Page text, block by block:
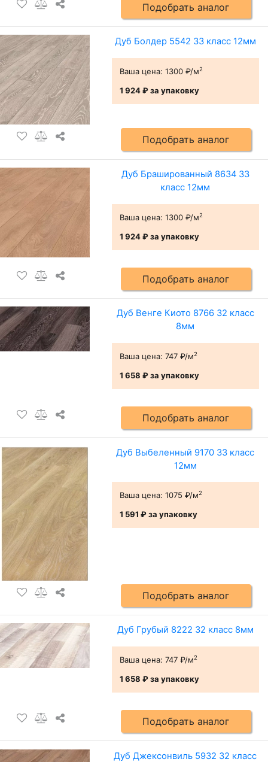
Подобрать аналог
Дуб Болдер 5542 33 класс 12мм
Ваша цена: 1300 ₽/м2
1 924 ₽за упаковку
Подобрать аналог
Дуб Брашированный 8634 33
класс 12мм
Ваша цена: 1300 ₽/м2
1 924 ₽за упаковку
Подобрать аналог
Дуб Венге Киото 8766 32 класс
8мм
Ваша цена: 747 ₽/м2
1 658 ₽за упаковку
Подобрать аналог
Дуб Выбеленный 9170 33 класс
12мм
Ваша цена: 1075 ₽/м2
1 591 ₽за упаковку
Подобрать аналог
Дуб Грубый 8222 32 класс 8мм
Ваша цена: 747 ₽/м2
1 658 ₽за упаковку
Подобрать аналог
Дуб Джексонвиль 5932 32 класс